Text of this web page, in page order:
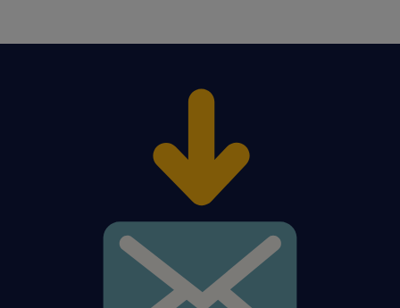
powyżej 18 roku życia
• szkolenia, kursy, możliwość uzyskania
• czas dla siebie: Praca w systemie 3-
• atrakcyjne wynagrodzenie podstawa